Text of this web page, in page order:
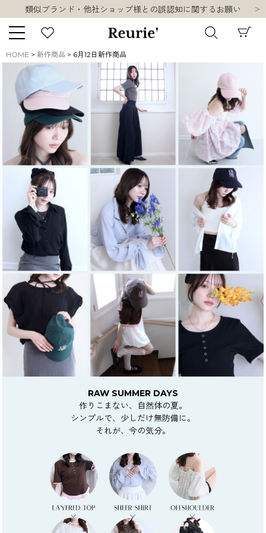
10,000円以上ご購入で送料無料
お盆期間中の営業・配送に関して
類似ブランド・他社ショップ様との誤認知に関するお願い
10,000円以上ご購入で送料無料
キーワード
販売タイプ
新着 再入荷 SALE
商品タイプ
ORIGINAL HIT ITEM
〜
在庫なし商品
表示する
表示しない
HOME 新作商品 6月12日新作商品
RAW SUMMER DAYS
作りこまない、自然体の夏。
シンプルで、少しだけ無防備に。
それが、今の気分。